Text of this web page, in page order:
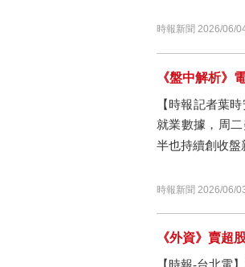
時報新聞 2026/06/
《盤中解析》
【時報記者葉
就業數據，周
半也持續創收盤
時報新聞 2026/06/
《外資》賣超